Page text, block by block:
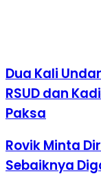
Dua Kali
RSUD dan
Paksa
Rovik Minta
Sebaiknya